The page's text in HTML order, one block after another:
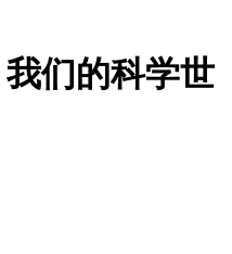
们的科学世